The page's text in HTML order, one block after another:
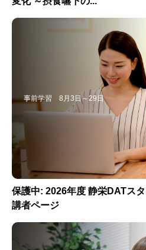
事前学習 8月3日～29日
保護中: 2026年度 静栄DATス
講者ページ